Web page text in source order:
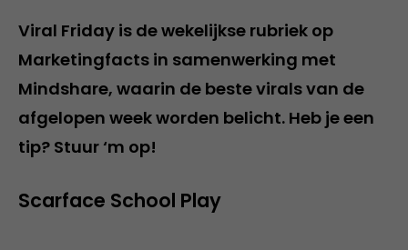
Viral Friday is de wekelijkse rubriek op
Marketingfacts in samenwerking met
Mindshare, waarin de beste virals van de
afgelopen week worden belicht. Heb je een
tip? Stuur ‘m op!
Scarface School Play